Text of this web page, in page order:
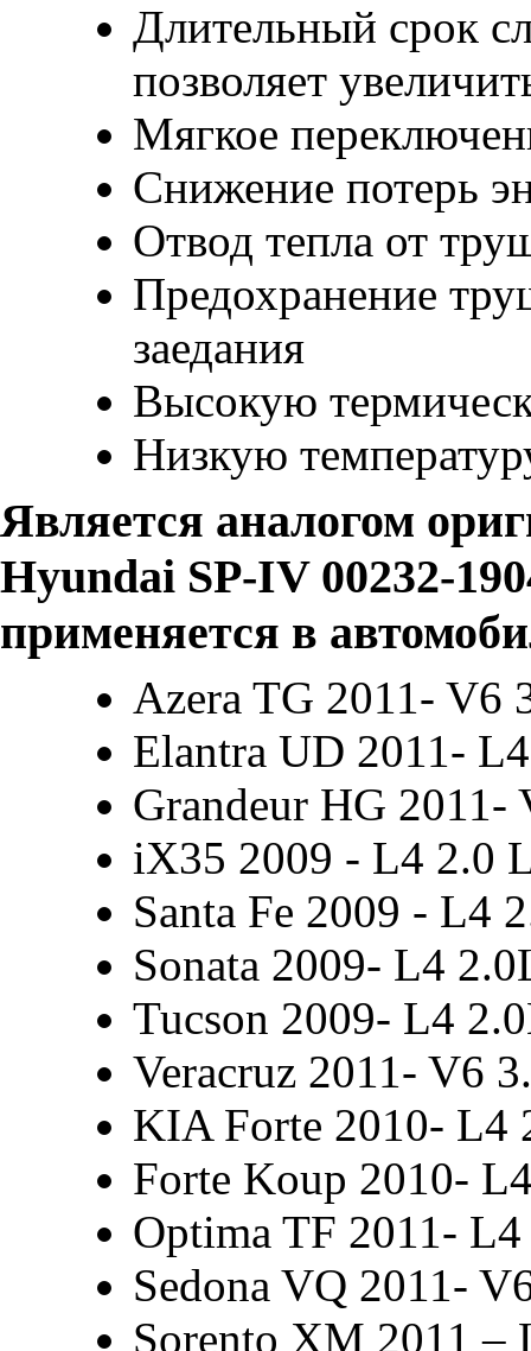
Длительный срок
позволяет
Мягкое
Снижение потерь
Отвод тепла от
Предохранение
заедания
Высокую
Низкую
Является аналогом
Hyundai SP-IV 00232-
применяется в
Azera TG 2011- V6
Elantra UD 2011-
Grandeur HG
iX35 2009 - L4 2.0
Santa Fe 2009 - L4
Sonata 2009- L4
Tucson 2009- L4
Veracruz 2011- V6
KIA Forte 2010- L4
Forte Koup 2010-
Optima TF 2011-
Sedona VQ 2011-
Sorento XM 2011 –